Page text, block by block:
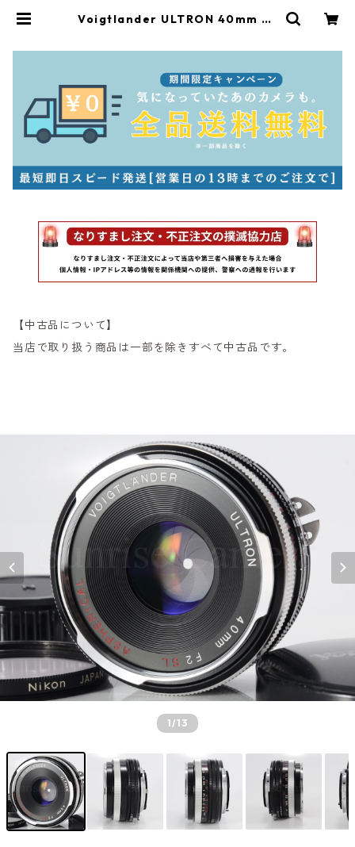
Voigtlander ULTRON 40mm F2
ドレンズ専門店
【中古品について】
当店で取り扱う商品は一部を除きすべて中古品です。
1/13